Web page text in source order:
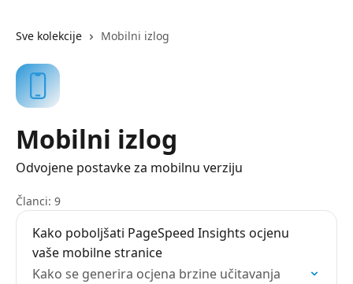
Sve kolekcije Mobilni izlog
Mobilni izlog
Odvojene postavke za mobilnu verziju
Članci: 9
Kako poboljšati PageSpeed Insights ocjenu
vaše mobilne stranice
Kako se generira ocjena brzine učitavanja